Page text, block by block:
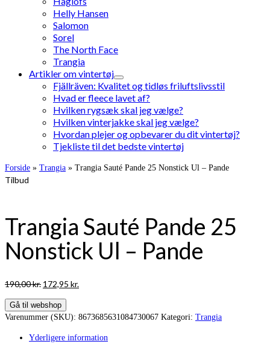
Helly Hansen
Salomon
Sorel
The North Face
Trangia
Artikler om vintertøj
Fjällräven: Kvalitet og tidløs friluftslivsstil
Hvad er fleece lavet af?
Hvilken rygsæk skal jeg vælge?
Hvilken vinterjakke skal jeg vælge?
Hvordan plejer og opbevarer du dit vintertøj?
Tjekliste til det bedste vintertøj
Forside » Trangia » Trangia Sauté Pande 25 Nonstick Ul – Pande
Tilbud
Trangia Sauté Pande 25
Nonstick Ul – Pande
190,00kr. Den
pris
var:
172,95 kr.
er:
Gå til webshop
Varenummer (SKU): 8673685631084730067 Kategori: Trangia
Yderligere information